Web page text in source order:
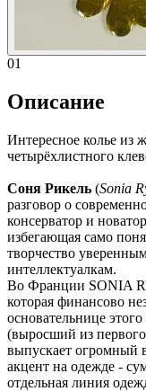
01
Описание
Интересное колье из
четырёхлистного
Соня Рикель (Sonia
разговор о
консерватор и
избегающая само
творчество
интеллектуалкам.
Во Франции SONIA
которая финансово
основательнице
(выросший из
выпускает огромный
акцент на одежде -
отдельная линия